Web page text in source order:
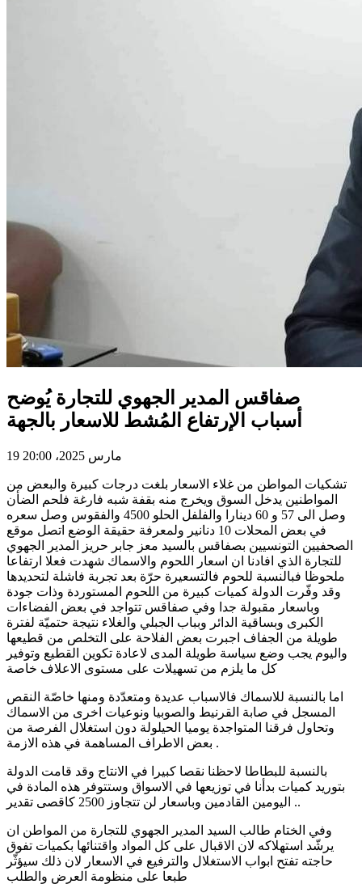
صفاقس المدير الجهوي للتجارة يُوضح
أسباب الإرتفاع المُشط للاسعار بالجهة
19 مارس 2025، 20:00
تشكيات المواطن من غلاء الاسعار بلغت درجات كبيرة والبعض من
المواطنين يدخل السوق ويخرج منه بقفة شبه فارغة فلحم الضأن
وصل الى 57 و 60 دينارا والفلفل الحلو 4500 والفقوس وصل سعره
في بعض المحلات 10 دنانير ولمعرفة حقيقة الوضع اتصل موقع
الصحفيين التونسيين بصفاقس بالسيد معز جابر حريز المدير الجهوي
للتجارة الذي افادنا ان اسعار اللحوم والاسماك شهدت فعلا ارتفاعا
ملحوظا فبالنسبة للحوم فالتسعيرة حرّة بعد تجربة فاشلة لتحديدها
وقد وفّرت الدولة كميات كبيرة من اللحوم المستوردة وذات جودة
وباسعار مقبولة جدا وفي صفاقس تتواجد في بعض الفضاءات
الكبرى وبساقية الدائر وبباب الجبلي والغلاء نتيجة حتميّة لفترة
طويلة من الجفاف اجبرت بعض الفلاحة على التخلص من قطيعها
واليوم يجب وضع سياسة طويلة المدى لاعادة تكوين القطيع وتوفير
كل ما يلزم من تسهيلات على مستوى الاعلاف خاصة
اما بالنسبة للاسماك فالاسباب عديدة ومتعدّدة ومنها خاصّة النقص
المسجل في صابة القرنيط والصوبيا ونوعيات اخرى من الاسماك
وتحاول فرقنا المتواجدة يوميا الحيلولة دون استغلال الفرصة من
بعض الاطراف المساهمة في هذه الازمة .
بالنسبة للبطاطا لاحظنا نقصا كبيرا في الانتاج وقد قامت الدولة
بتوريد كميات بدأنا في توزيعها في الاسواق وستتوفر هذه المادة في
اليومين القادمين وباسعار لن تتجاوز 2500 كاقصى تقدير ..
وفي الختام طالب السيد المدير الجهوي للتجارة من المواطن ان
يرشّد استهلاكه لان الاقبال على كل المواد واقتنائها بكميات تفوق
حاجته تفتح ابواب الاستغلال والترفيع في الاسعار لان ذلك سيؤثّر
طبعا على منظومة العرض والطلب